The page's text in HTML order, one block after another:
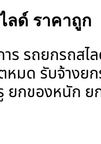
ลด์ ราคาถูก
รถยกรถสไ
หมด รับจ้างย
กของหนัก ย